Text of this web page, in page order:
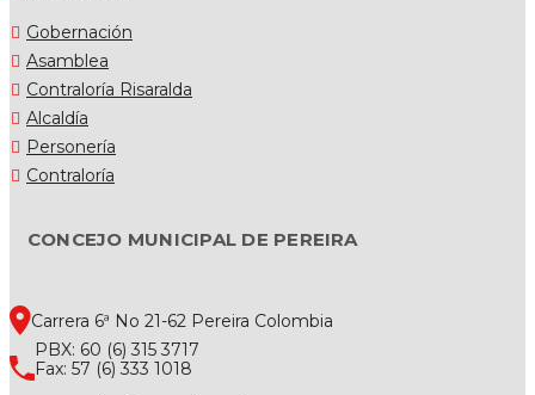
Gobernación
Asamblea
Contraloría Risaralda
Alcaldía
Personería
Contraloría
CONCEJO MUNICIPAL DE PEREIRA
Carrera 6ª No 21-62 Pereira Colombia
PBX: 60 (6) 315 3717
Fax: 57 (6) 333 1018